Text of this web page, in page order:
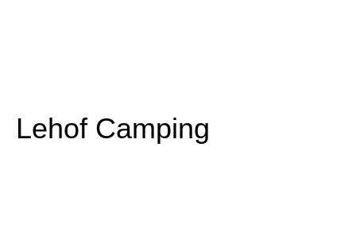
Lehof Camping